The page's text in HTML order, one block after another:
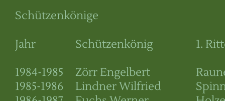
Schützenkönige
Jahr
1984-1985
1985-1986
Schützenkönig
Zörr Engelbert
Lindner Wilfried
1.